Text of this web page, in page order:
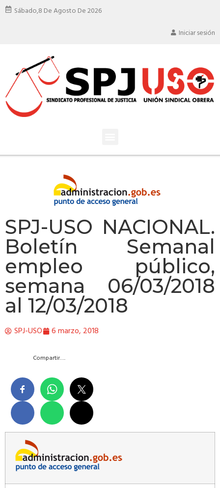
Sábado,8 De Agosto De 2026
Iniciar sesión
SPJ-USO NACIONAL.
Boletín Semanal
empleo público,
semana 06/03/2018
al 12/03/2018
SPJ-USO 6 marzo, 2018
Compartir….